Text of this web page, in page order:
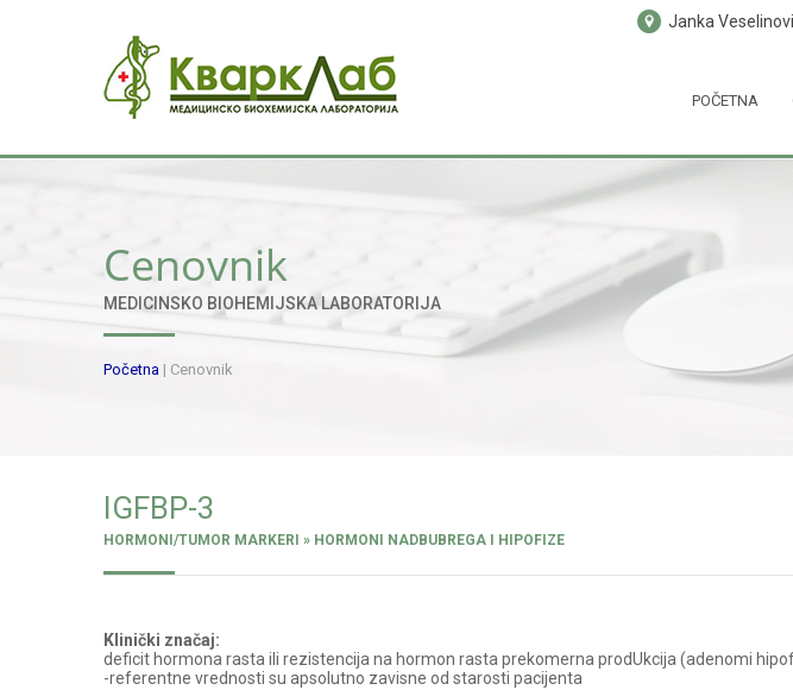
Janka
POČETNA
Cenovnik
MEDICINSKO BIOHEMIJSKA LABORATORIJA
Početna | Cenovnik
IGFBP-3
HORMONI/TUMOR MARKERI » HORMONI NADBUBREGA I HIPOFIZE
Klinički značaj:
deficit hormona rasta ili rezistencija na hormon rasta prekomerna prodUkcija (adenomi
-referentne vrednosti su apsolutno zavisne od starosti pacijenta